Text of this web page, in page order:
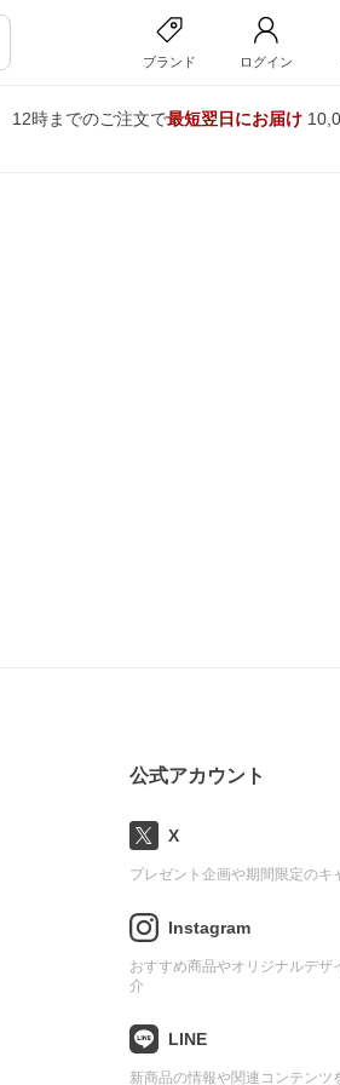
ブランド ログイン
12時までのご注文で最短翌日にお届け
公式アカウント
X
プレゼント企画や期間限定のキ
Instagram
おすすめ商品やオリジナルデザ
介
LINE
新商品の情報や関連コンテンツ